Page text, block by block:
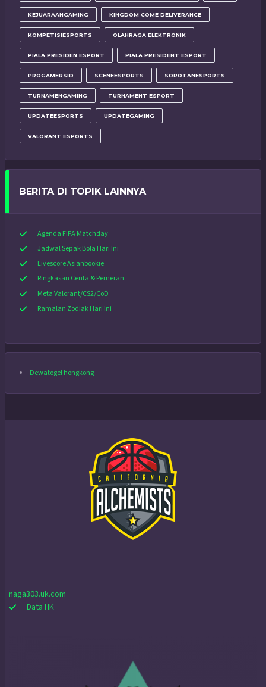
KEJUARAANGAMING KINGDOM COME DELIVERANCE
KOMPETISIESPORTS OLAHRAGA ELEKTRONIK
PIALA PRESIDEN ESPORT PIALA PRESIDENT ESPORT
PROGAMERSID SCENEESPORTS SOROTANESPORTS
TURNAMENGAMING TURNAMENT ESPORT
UPDATEESPORTS UPDATEGAMING
VALORANT ESPORTS
BERITA DI TOPIK LAINNYA
Agenda FIFA Matchday
Jadwal Sepak Bola Hari Ini
Livescore Asianbookie
Ringkasan Cerita & Pemeran
Meta Valorant/CS2/CoD
Ramalan Zodiak Hari Ini
Dewatogel hongkong
naga303.uk.com
Data HK